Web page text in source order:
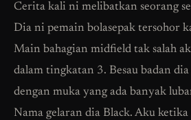
Cerita kali ni melibatkan seorang
Dia ni pemain bolasepak tersohor
Main bahagian midfield tak salah
dalam tingkatan 3. Besau badan
dengan muka yang ada banyak
Nama gelaran dia Black. Aku